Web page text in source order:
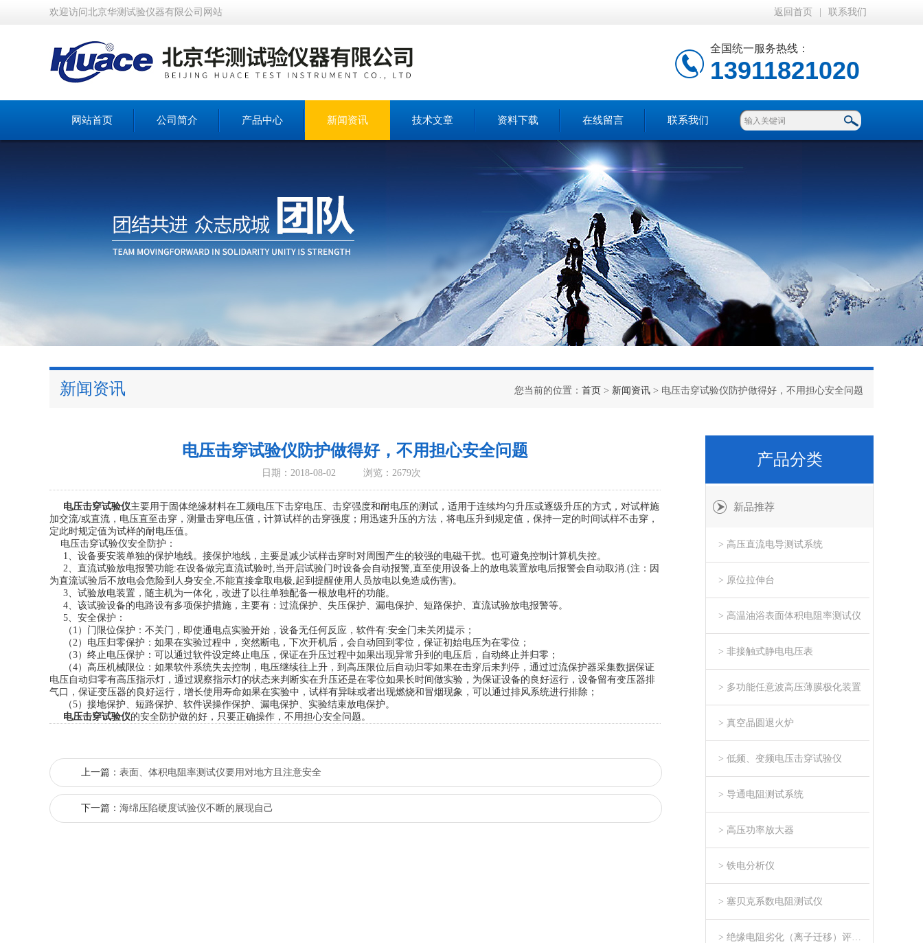
欢迎访问北京华测试验仪器有限公司网站 返回首页 联系我们
全国统一服务热线：
13911821020
网站首页 公司简介 产品中心 新闻资讯 技术文章 资料下载 在线留言 联系我们
新闻资讯 您当前的位置： 首页 > 新闻资讯 > 电压击穿试验仪防护做得好，不用担心安全问题
电压击穿试验仪防护做得好，不用担心安全问题
日期：2018-08-02 浏览：2679次
电压击穿试验仪主要用于固体绝缘材料在工频电压下击穿电压、击穿强度和耐电压的测试，适用于连续均匀升压或逐级升压的方式，对试样施
加交流/或直流，电压直至击穿，测量击穿电压值，计算试样的击穿强度；用迅速升压的方法，将电压升到规定值，保持一定的时间试样不击穿，
定此时规定值为试样的耐电压值。
电压击穿试验仪安全防护：
1、设备要安装单独的保护地线。接保护地线，主要是减少试样击穿时对周围产生的较强的电磁干扰。也可避免控制计算机失控。
2、直流试验放电报警功能:在设备做完直流试验时,当开启试验门时设备会自动报警,直至使用设备上的放电装置放电后报警会自动取消.(注：因
为直流试验后不放电会危险到人身安全,不能直接拿取电极,起到提醒使用人员放电以免造成伤害)。
3、试验放电装置，随主机为一体化，改进了以往单独配备一根放电杆的功能。
4、该试验设备的电路设有多项保护措施，主要有：过流保护、失压保护、漏电保护、短路保护、直流试验放电报警等。
5、安全保护：
（1）门限位保护：不关门，即使通电点实验开始，设备无任何反应，软件有:安全门未关闭提示；
（2）电压归零保护：如果在实验过程中，突然断电，下次开机后，会自动回到零位，保证初始电压为在零位；
（3）终止电压保护：可以通过软件设定终止电压，保证在升压过程中如果出现异常升到的电压后，自动终止并归零；
（4）高压机械限位：如果软件系统失去控制，电压继续往上升，到高压限位后自动归零如果在击穿后未判停，通过过流保护器采集数据保证
电压自动归零有高压指示灯，通过观察指示灯的状态来判断实在升压还是在零位如果长时间做实验，为保证设备的良好运行，设备留有变压器排
气口，保证变压器的良好运行，增长使用寿命如果在实验中，试样有异味或者出现燃烧和冒烟现象，可以通过排风系统进行排除；
（5）接地保护、短路保护、软件误操作保护、漏电保护、实验结束放电保护。
电压击穿试验仪的安全防护做的好，只要正确操作，不用担心安全问题。
上一篇： 表面、体积电阻率测试仪要用对地方且注意安全
下一篇： 海绵压陷硬度试验仪不断的展现自己
产品分类
新品推荐
> 高压直流电导测试系统
> 原位拉伸台
> 高温油浴表面体积电阻率测试仪
> 非接触式静电电压表
> 多功能任意波高压薄膜极化装置
> 真空晶圆退火炉
> 低频、变频电压击穿试验仪
> 导通电阻测试系统
> 高压功率放大器
> 铁电分析仪
> 塞贝克系数电阻测试仪
> 绝缘电阻劣化（离子迁移）评估系统